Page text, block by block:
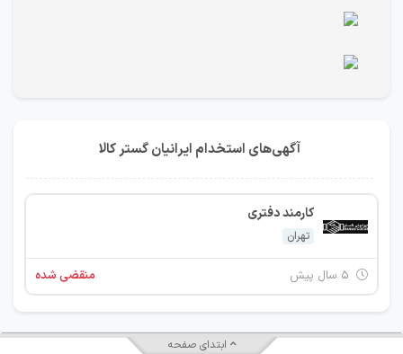
آگهی‌های استخدام ایرانیان گستر کالا
کارمند دفتری
تهران
منقضی شده
ابتدای صفحه